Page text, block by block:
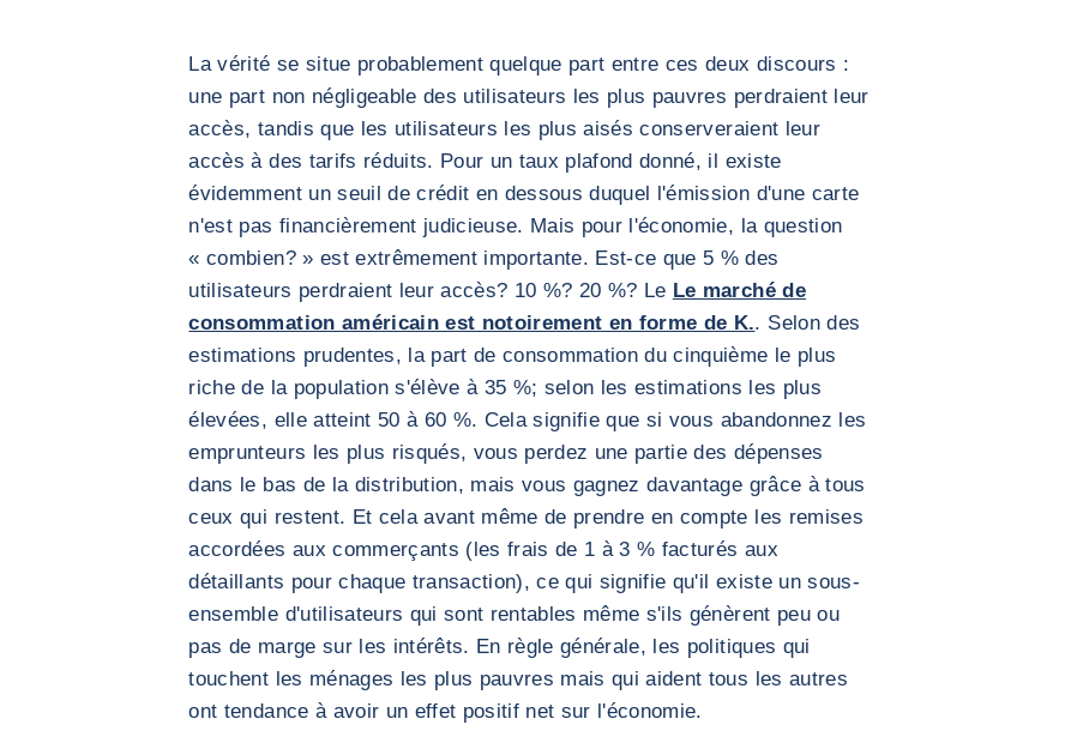
La vérité se situe probablement quelque part entre ces deux discours :
une part non négligeable des utilisateurs les plus pauvres perdraient leur
accès, tandis que les utilisateurs les plus aisés conserveraient leur
accès à des tarifs réduits. Pour un taux plafond donné, il existe
évidemment un seuil de crédit en dessous duquel l'émission d'une carte
n'est pas financièrement judicieuse. Mais pour l'économie, la question
« combien? » est extrêmement importante. Est-ce que 5 % des
utilisateurs perdraient leur accès? 10 %? 20 %? Le Le marché de
consommation américain est notoirement en forme de K.. Selon des
estimations prudentes, la part de consommation du cinquième le plus
riche de la population s'élève à 35 %; selon les estimations les plus
élevées, elle atteint 50 à 60 %. Cela signifie que si vous abandonnez les
emprunteurs les plus risqués, vous perdez une partie des dépenses
dans le bas de la distribution, mais vous gagnez davantage grâce à tous
ceux qui restent. Et cela avant même de prendre en compte les remises
accordées aux commerçants (les frais de 1 à 3 % facturés aux
détaillants pour chaque transaction), ce qui signifie qu'il existe un sous-
ensemble d'utilisateurs qui sont rentables même s'ils génèrent peu ou
pas de marge sur les intérêts. En règle générale, les politiques qui
touchent les ménages les plus pauvres mais qui aident tous les autres
ont tendance à avoir un effet positif net sur l'économie.